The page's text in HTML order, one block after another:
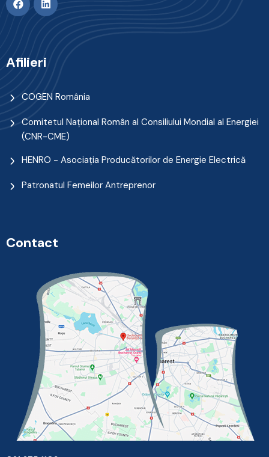
Afilieri
COGEN România
Comitetul Naţional Român al Consiliului Mondial al Energiei
(CNR-CME)
HENRO - Asociația Producătorilor de Energie Electrică
Patronatul Femeilor Antreprenor
Contact